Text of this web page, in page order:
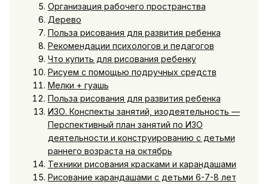
Организация рабочего пространства
Дерево
Польза рисования для развития ребенка
Рекомендации психологов и педагогов
Что купить для рисования ребенку
Рисуем с помощью подручных средств
Мелки + гуашь
Польза рисования для развития ребенка
ИЗО. Конспекты занятий, изодеятельность —
Перспективный план занятий по ИЗО
деятельности и конструированию с детьми
раннего возраста на октябрь
Техники рисования красками и карандашами
Рисование карандашами с детьми 6-7-8 лет